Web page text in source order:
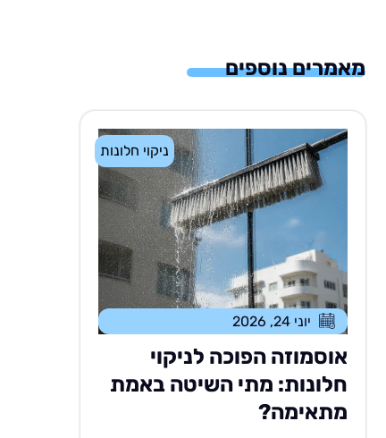
מאמרים נוספים
ניקוי חלונות
יוני 24, 2026
אוסמוזה הפוכה לניקוי
חלונות: מתי השיטה באמת
מתאימה?